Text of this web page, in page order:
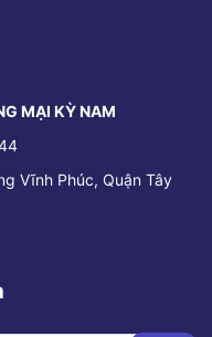
MẠI KỲ NAM
Vĩnh Phúc, Quận Tây